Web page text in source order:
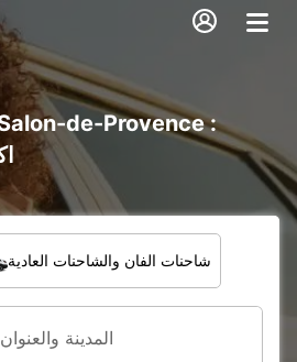
شاحنات الفان والشاحنات العادية